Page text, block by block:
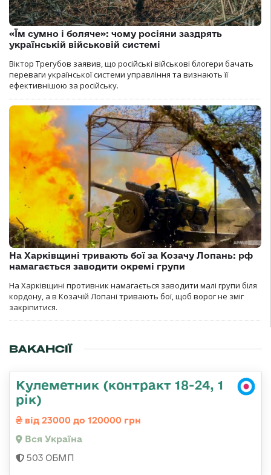
«Їм сумно і боляче»: чому росіяни заздрять
українській військовій системі
Віктор Трегубов заявив, що російські військові блогери бачать
переваги української системи управління та визнають її
ефективнішою за російську.
На Харківщині тривають бої за Козачу Лопань: рф
намагається заводити окремі групи
На Харківщині противник намагається заводити малі групи біля
кордону, а в Козачій Лопані тривають бої, щоб ворог не зміг
закріпитися.
ВАКАНСІЇ
Кулеметник (контракт 18-24, 1
рік)
від 23000 до 120000 грн
Вся Україна
503 ОБМП